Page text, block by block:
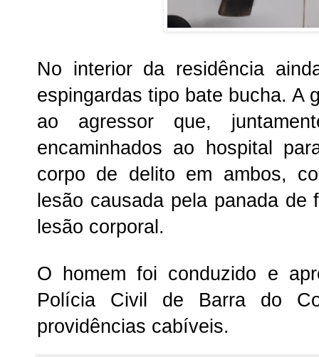
No interior da residência
espingardas tipo bate bucha. A
ao agressor que,
encaminhados ao hospital
corpo de delito em ambos,
lesão causada pela panada
lesão corporal.
O homem foi conduzido e
Polícia Civil de Barra do
providências cabíveis.